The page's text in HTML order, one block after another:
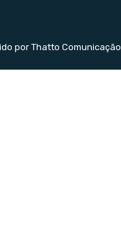
por Thatto Comunicação